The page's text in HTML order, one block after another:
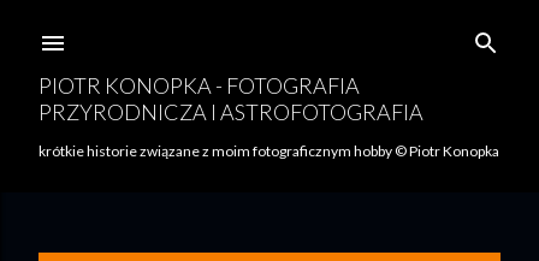
PIOTR KONOPKA - FOTOGRAFIA
PRZYRODNICZA I ASTROFOTOGRAFIA
krótkie historie związane z moim fotograficznym hobby © Piotr Konopka